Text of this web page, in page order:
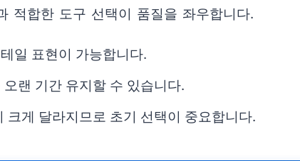
적합한 도구 선택이 품질을 좌우합니다.
일 표현이 가능합니다.
랜 기간 유지할 수 있습니다.
게 달라지므로 초기 선택이 중요합니다.